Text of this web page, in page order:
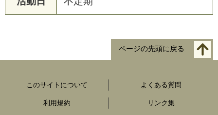
ページの先頭に戻る
このサイトについて よくある質問
利用規約 リンク集